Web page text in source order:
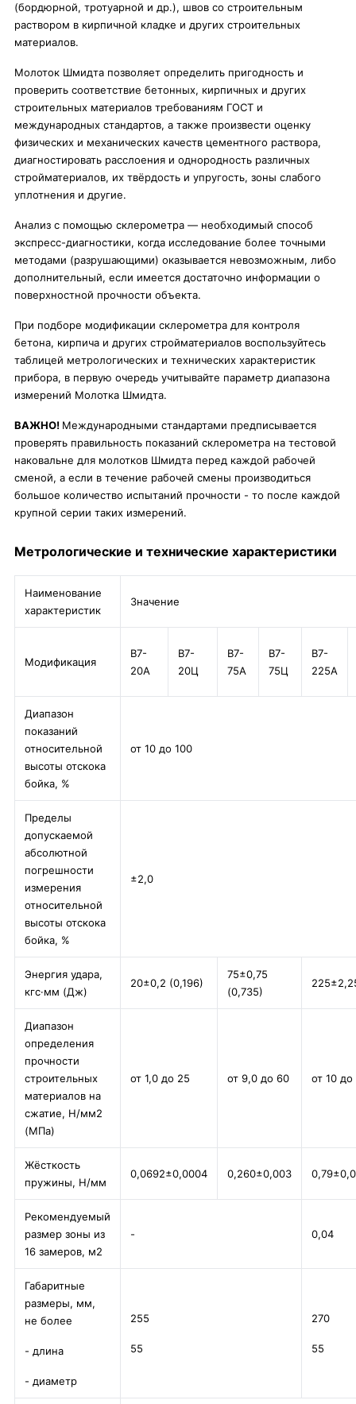
(бордюрной, тротуарной и др.), швов со строительным
раствором в кирпичной кладке и других строительных
материалов.
Молоток Шмидта позволяет определить пригодность и
проверить соответствие бетонных, кирпичных и других
строительных материалов требованиям ГОСТ и
международных стандартов, а также произвести оценку
физических и механических качеств цементного раствора,
диагностировать расслоения и однородность различных
стройматериалов, их твёрдость и упругость, зоны слабого
уплотнения и другие.
Анализ с помощью склерометра — необходимый способ
экспресс-диагностики, когда исследование более точными
методами (разрушающими) оказывается невозможным, либо
дополнительный, если имеется достаточно информации о
поверхностной прочности объекта.
При подборе модификации склерометра для контроля
бетона, кирпича и других стройматериалов воспользуйтесь
таблицей метрологических и технических характеристик
прибора, в первую очередь учитывайте параметр диапазона
измерений Молотка Шмидта.
ВАЖНО! Международными стандартами предписывается
проверять правильность показаний склерометра на тестовой
наковальне для молотков Шмидта перед каждой рабочей
сменой, а если в течение рабочей смены производиться
большое количество испытаний прочности - то после каждой
крупной серии таких измерений.
Метрологические и технические характеристики
Наименование
характеристик
Значение
Модификация
В7-
20А
В7-
20Ц
В7-
75А
В7-
75Ц
В7-
225А
Диапазон
показаний
относительной
высоты отскока
бойка, %
от 10 до 100
Пределы
допускаемой
абсолютной
погрешности
измерения
относительной
высоты отскока
бойка, %
±2,0
Энергия удара,
кгс·мм (Дж)
20±0,2 (0,196)
75±0,75
(0,735)
Диапазон
определения
прочности
строительных
материалов на
сжатие, Н/мм2
(МПа)
от 1,0 до 25 от 9,0 до 60 от 10 до
Жёсткость
пружины, Н/мм
0,0692±0,0004 0,260±0,003
Рекомендуемый
размер зоны из
16 замеров, м2
- 0,04
Габаритные
размеры, мм,
не более
- длина
- диаметр
255
55
270
55